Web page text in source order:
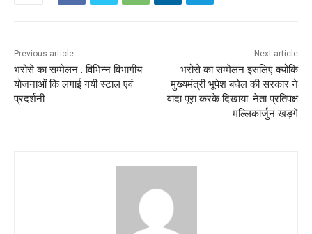
Previous article
भरोसे का सम्मेलन : विभिन्न विभागीय
योजनाओं कि लगाई गयी स्टाल एवं
प्रदर्शनी
Next article
भरोसे का सम्मेलन इसलिए क्योंकि
मुख्यमंत्री भूपेश बघेल की सरकार ने
वादा पूरा करके दिखाया: नेता प्रतिपक्ष
मल्लिकार्जुन खड़गे